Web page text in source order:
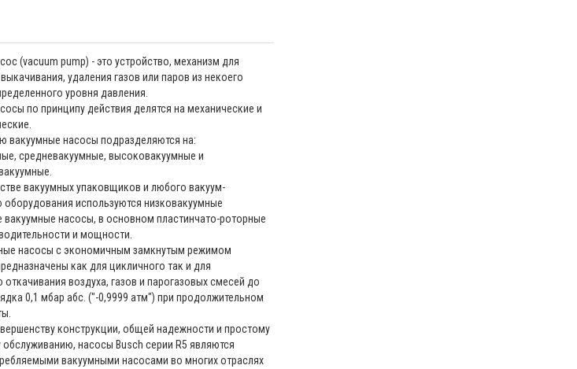
(vacuum pump) - это устройство, механизм для
удаления газов или паров из некоего
уровня давления.
по принципу действия делятся на механические и
вакуумные насосы подразделяются на:
средневакуумные, высоковакуумные и
вакуумных упаковщиков и любого вакуум-
оборудования используются низковакуумные
вакуумные насосы, в основном пластинчато-роторные
и мощности.
насосы с экономичным замкнутым режимом
как для цикличного так и для
откачивания воздуха, газов и парогазовых смесей до
0,1 мбар абс. ("-0,9999 атм") при продолжительном
конструкции, общей надежности и простому
обслуживанию, насосы Busch серии R5 являются
вакуумными насосами во многих отраслях